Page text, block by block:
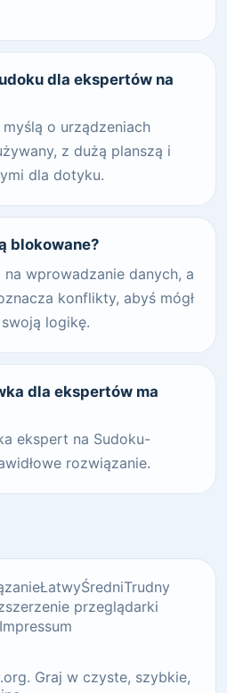
dla ekspertów na
myślą o urządzeniach
z dużą planszą i
dla dotyku.
blokowane?
na wprowadzanie danych, a
konflikty, abyś mógł
logikę.
dla ekspertów ma
ekspert na Sudoku-
rozwiązanie.
ŁatwyŚredniTrudny
przeglądarki
Impressum
Graj w czyste, szybkie,